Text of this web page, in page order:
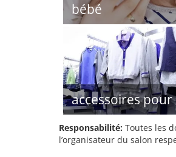
bébé
accessoires
Responsabilité: Toutes les
l’organisateur du salon